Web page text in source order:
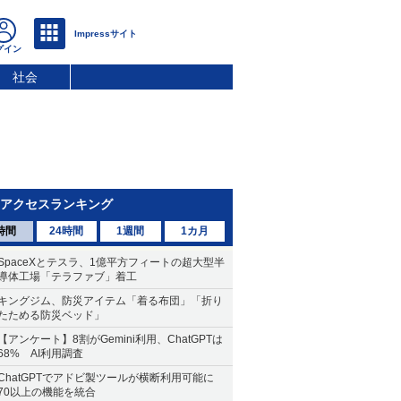
社会
アクセスランキング
間 24時間 1週間 1カ月
とテスラ、1億平方フィートの超大型半
体工場「テラファブ」着工
ングジム、防災アイテム「着る布団」「折り
ためる防災ベッド」
アンケート】8割がGemini利用、ChatGPTは
AI利用調査
でアドビ製ツールが横断利用可能に
以上の機能を統合